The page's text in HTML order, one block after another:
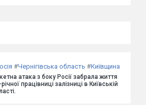
#Чернігівська область #Київщина
атака з боку Росії забрала життя
працівниці залізниці в Київській